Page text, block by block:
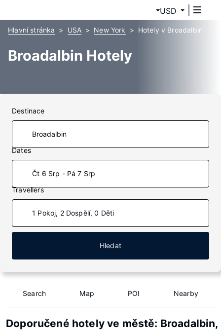
USD
Hlavní stránka USA New York Hotely v Broadalbin
Broadalbin Hotely
Destinace
Dates
Čt 6 Srp - Pá 7 Srp
Travellers
1 Pokoj, 2 Dospělí, 0 Děti
Hledat
Search Map POI Nearby
Doporučené hotely ve městě: Broadalbin,